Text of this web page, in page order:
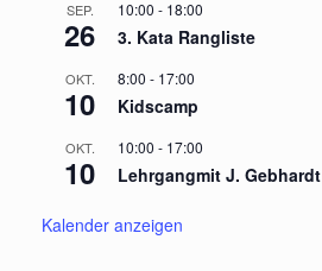
SEP.
26
10:00 - 18:00
3. Kata Rangliste
OKT.
10
8:00 - 17:00
Kidscamp
OKT.
10
10:00 - 17:00
Lehrgangmit J. Gebhardt
Kalender anzeigen